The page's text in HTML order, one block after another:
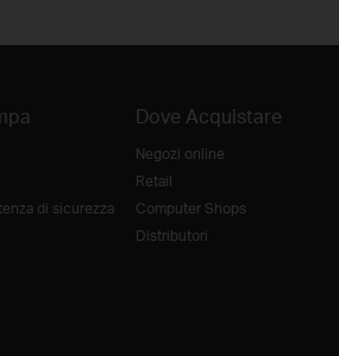
di sicurezza
Dove Acquistare
Negozi online
Retail
Computer Shops
Distributori